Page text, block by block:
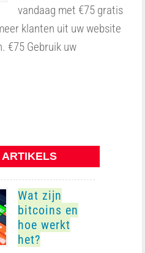
vandaag met €75 gratis
klanten uit uw website
€75 Gebruik uw
Wat zijn
bitcoins en
hoe werkt
het?